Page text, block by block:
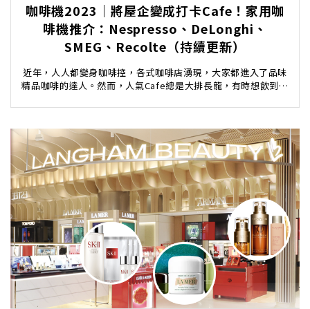
咖啡機2023｜將屋企變成打卡Cafe！家用咖
啡機推介：Nespresso、DeLonghi、
SMEG、Recolte（持續更新）
近年，人人都變身咖啡控，各式咖啡店湧現，大家都進入了品味
精品咖啡的達人。然而，人氣Cafe總是大排長龍，有時想飲到一